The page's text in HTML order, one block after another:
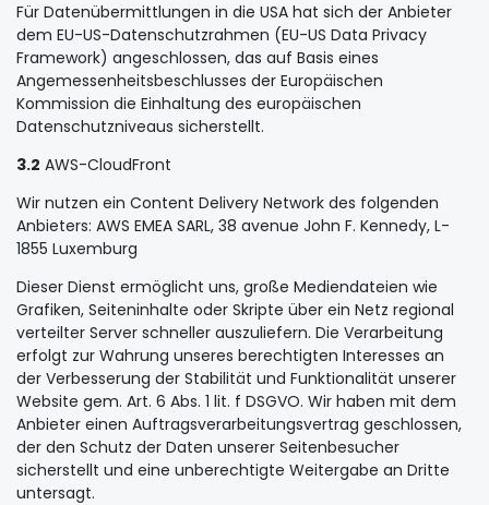
Für Datenübermittlungen in die USA hat sich der Anbieter
dem EU-US-Datenschutzrahmen (EU-US Data Privacy
Framework) angeschlossen, das auf Basis eines
Angemessenheitsbeschlusses der Europäischen
Kommission die Einhaltung des europäischen
Datenschutzniveaus sicherstellt.
3.2 AWS-CloudFront
Wir nutzen ein Content Delivery Network des folgenden
Anbieters: AWS EMEA SARL, 38 avenue John F. Kennedy, L-
1855 Luxemburg
Dieser Dienst ermöglicht uns, große Mediendateien wie
Grafiken, Seiteninhalte oder Skripte über ein Netz regional
verteilter Server schneller auszuliefern. Die Verarbeitung
erfolgt zur Wahrung unseres berechtigten Interesses an
der Verbesserung der Stabilität und Funktionalität unserer
Website gem. Art. 6 Abs. 1 lit. f DSGVO. Wir haben mit dem
Anbieter einen Auftragsverarbeitungsvertrag geschlossen,
der den Schutz der Daten unserer Seitenbesucher
sicherstellt und eine unberechtigte Weitergabe an Dritte
untersagt.